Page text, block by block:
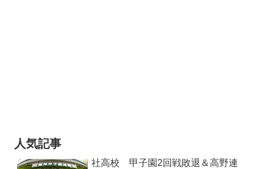
人気記事
社高校 甲子園2回戦敗退＆高野連